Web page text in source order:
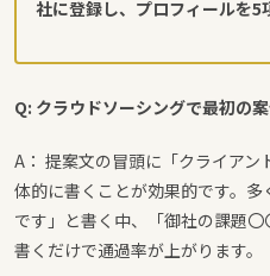
社に登録し、プロフィールを5
Q: クラウドソーシングで最初の
A： 提案文の冒頭に「クライア
体的に書くことが効果的です。
です」と書く中、「御社の課題
書くだけで通過率が上がります。